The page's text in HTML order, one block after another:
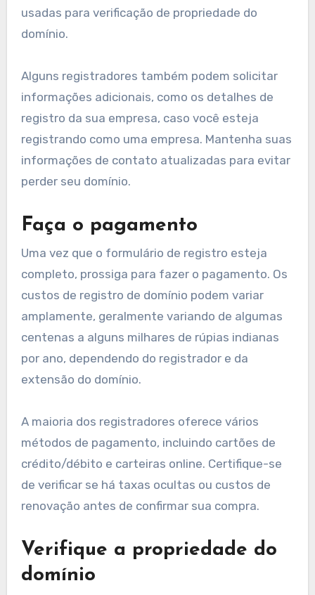
usadas para verificação de propriedade do
domínio.
Alguns registradores também podem solicitar
informações adicionais, como os detalhes de
registro da sua empresa, caso você esteja
registrando como uma empresa. Mantenha suas
informações de contato atualizadas para evitar
perder seu domínio.
Faça o pagamento
Uma vez que o formulário de registro esteja
completo, prossiga para fazer o pagamento. Os
custos de registro de domínio podem variar
amplamente, geralmente variando de algumas
centenas a alguns milhares de rúpias indianas
por ano, dependendo do registrador e da
extensão do domínio.
A maioria dos registradores oferece vários
métodos de pagamento, incluindo cartões de
crédito/débito e carteiras online. Certifique-se
de verificar se há taxas ocultas ou custos de
renovação antes de confirmar sua compra.
Verifique a propriedade do
domínio